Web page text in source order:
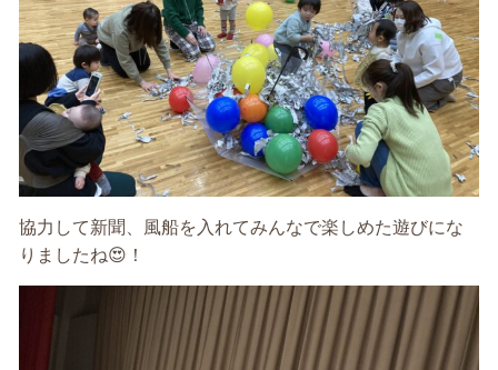
協力して新聞、風船を入れてみんなで楽しめた遊びにな
りましたね😍 ！